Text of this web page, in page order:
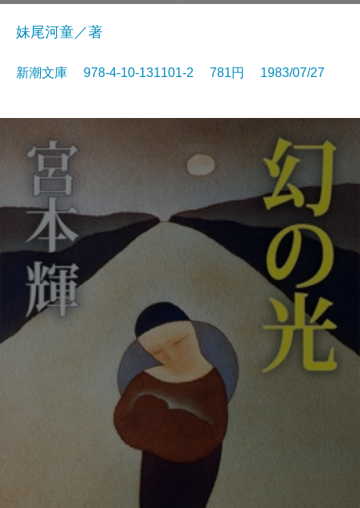
妹尾河童／著
新潮文庫 978-4-10-131101-2 781円 1983/07/27